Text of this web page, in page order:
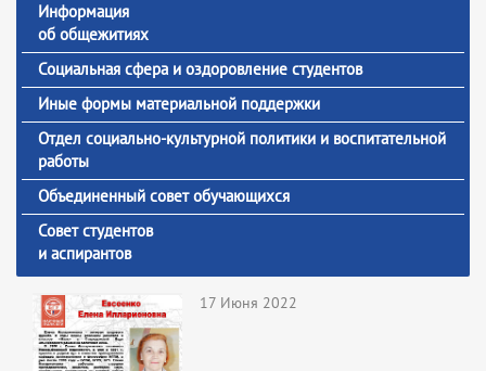
Информация
об общежитиях
Социальная сфера и оздоровление студентов
Иные формы материальной поддержки
Отдел социально-культурной политики и воспитательной
работы
Объединенный совет обучающихся
Совет студентов
и аспирантов
17 Июня 2022